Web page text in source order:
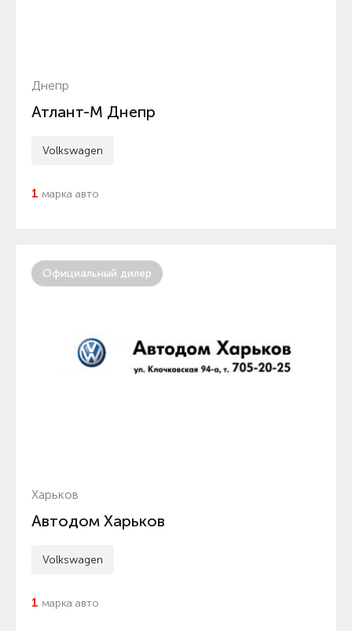
Днепр
Атлант-М Днепр
Volkswagen
1 марка авто
Официальный дилер
Харьков
Автодом Харьков
Volkswagen
1 марка авто